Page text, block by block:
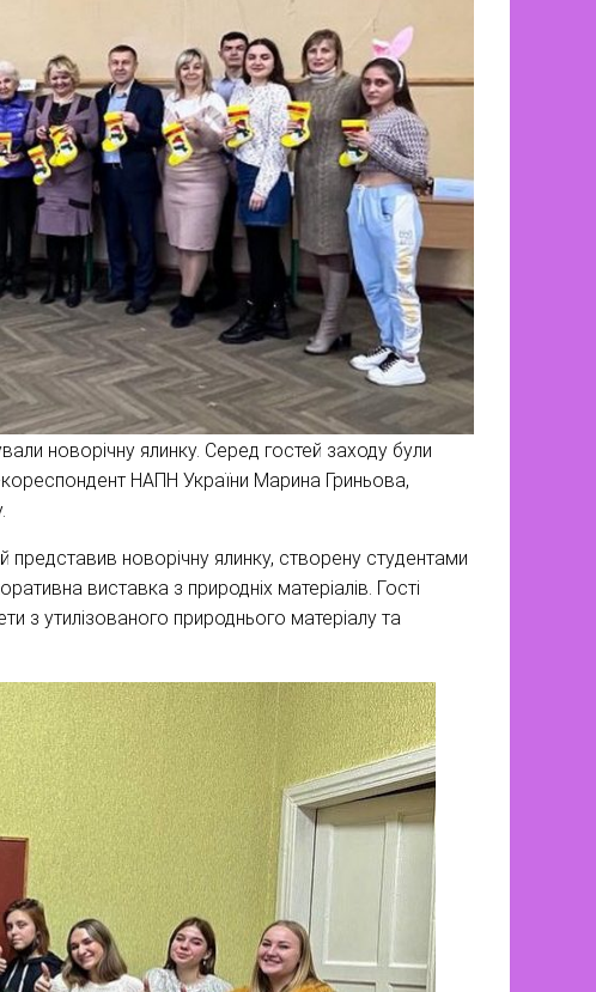
новорічну ялинку. Серед гостей заходу були
НАПН України Марина Гриньова,
новорічну ялинку, створену студентами
виставка з природніх матеріалів. Гості
з утилізованого природнього матеріалу та